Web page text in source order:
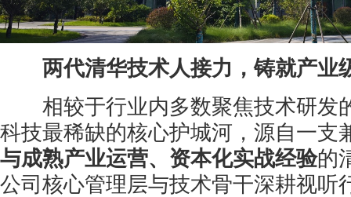
两代清华技术人接力，铸就产业
相较于行业内多数聚焦技术研发
科技最稀缺的核心护城河，源自一支
与成熟产业运营、资本化实战经验的
公司核心管理层与技术骨干深耕视听